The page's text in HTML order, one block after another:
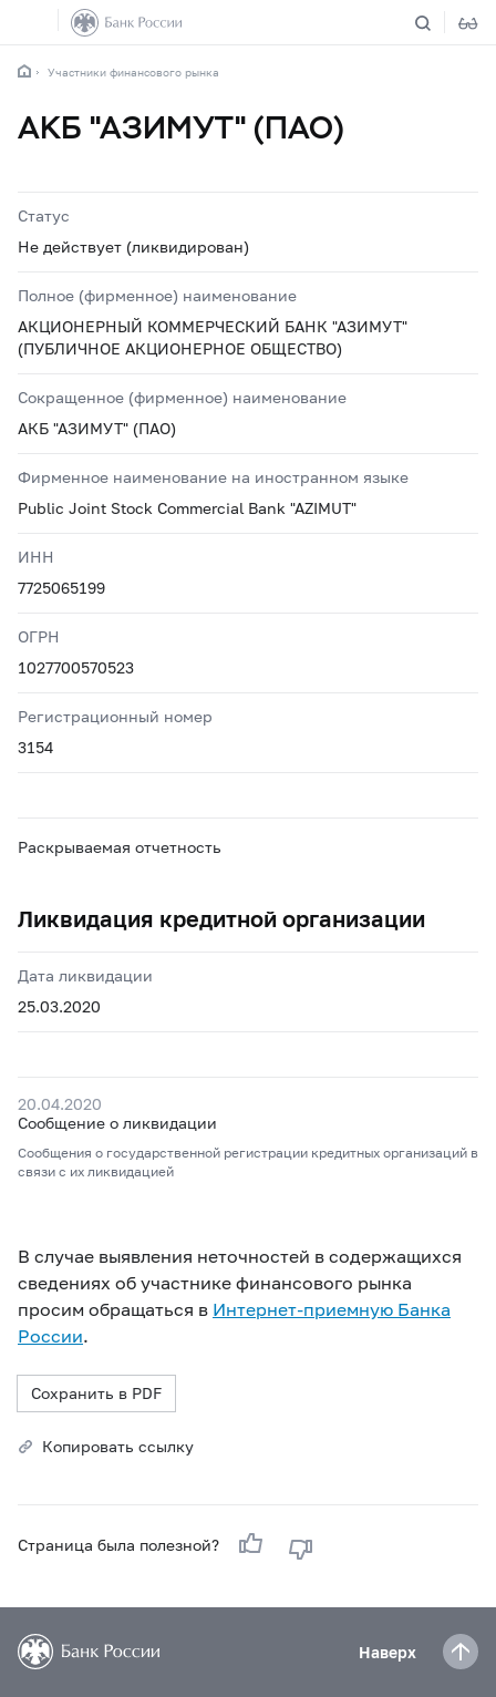
Участники финансового рынка
АКБ "АЗИМУТ" (ПАО)
Статус
Не действует (ликвидирован)
Полное (фирменное) наименование
АКЦИОНЕРНЫЙ КОММЕРЧЕСКИЙ БАНК "АЗИМУТ"
(ПУБЛИЧНОЕ АКЦИОНЕРНОЕ ОБЩЕСТВО)
Сокращенное (фирменное) наименование
АКБ "АЗИМУТ" (ПАО)
Фирменное наименование на иностранном языке
Public Joint Stock Commercial Bank "AZIMUT"
ИНН
7725065199
ОГРН
1027700570523
Регистрационный номер
3154
Раскрываемая отчетность
Ликвидация кредитной организации
Дата ликвидации
25.03.2020
20.04.2020
Сообщение о ликвидации
Сообщения о государственной регистрации кредитных организаций в
связи с их ликвидацией
В случае выявления неточностей в содержащихся
сведениях об участнике финансового рынка
просим обращаться в Интернет-приемную Банка
России.
Сохранить в PDF
Копировать ссылку
Страница была полезной?
Наверх